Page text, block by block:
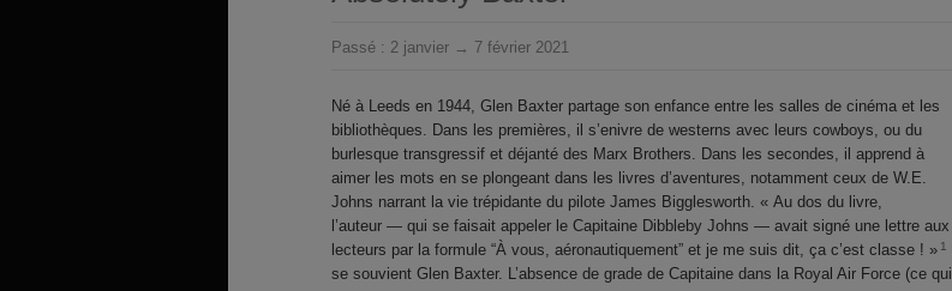
Passé : 2 janvier → 7 février 2021
Né à Leeds en 1944, Glen Baxter partage son enfance entre les salles de cinéma et les
bibliothèques. Dans les premières, il s’enivre de westerns avec leurs cowboys, ou du
burlesque transgressif et déjanté des Marx Brothers. Dans les secondes, il apprend à
aimer les mots en se plongeant dans les livres d’aventures, notamment ceux de W.E.
Johns narrant la vie trépidante du pilote James Bigglesworth. « Au dos du livre,
l’auteur — qui se faisait appeler le Capitaine Dibbleby Johns — avait signé une lettre aux
lecteurs par la formule “À vous, aéronautiquement” et je me suis dit, ça c’est classe ! » 1
se souvient Glen Baxter. L’absence de grade de Capitaine dans la Royal Air Force (ce qui